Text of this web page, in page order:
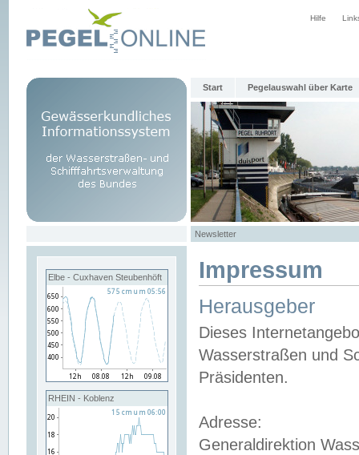
Hilfe
Start Pegelauswahl über Karte
Newsletter
Elbe - Cuxhaven Steubenhöft
RHEIN - Koblenz
Impressum
Herausgeber
Dieses
Wasserstraßen und
Präsidenten.
Adresse:
Generaldirektion